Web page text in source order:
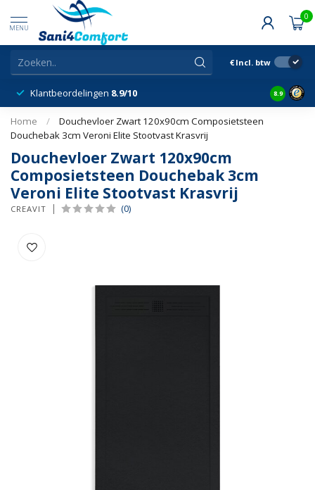
MENU
0
€ Incl. btw
Klantbeordelingen 8.9/10 8.9
Home /
Douchevloer Zwart 120x90cm Composietsteen
Douchebak 3cm Veroni Elite Stootvast Krasvrij
Douchevloer Zwart 120x90cm
Composietsteen Douchebak 3cm
Veroni Elite Stootvast Krasvrij
CREAVIT (0)